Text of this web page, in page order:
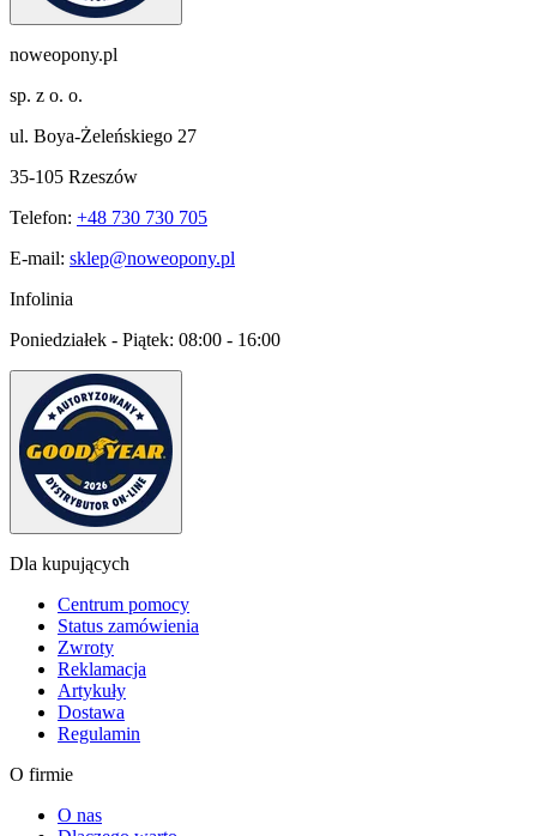
noweopony.pl
sp. z o. o.
ul. Boya-Żeleńskiego 27
35-105 Rzeszów
Telefon: +48 730 730 705
E-mail: sklep@noweopony.pl
Infolinia
Poniedziałek - Piątek: 08:00 - 16:00
Dla kupujących
Centrum pomocy
Status zamówienia
Zwroty
Reklamacja
Artykuły
Dostawa
Regulamin
O firmie
O nas